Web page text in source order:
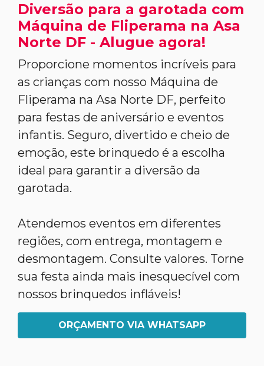
Diversão para a garotada com
Máquina de Fliperama na Asa
Norte DF - Alugue agora!
Proporcione momentos incríveis para
as crianças com nosso Máquina de
Fliperama na Asa Norte DF, perfeito
para festas de aniversário e eventos
infantis. Seguro, divertido e cheio de
emoção, este brinquedo é a escolha
ideal para garantir a diversão da
garotada.
Atendemos eventos em diferentes
regiões, com entrega, montagem e
desmontagem. Consulte valores. Torne
sua festa ainda mais inesquecível com
nossos brinquedos infláveis!
ORÇAMENTO VIA WHATSAPP